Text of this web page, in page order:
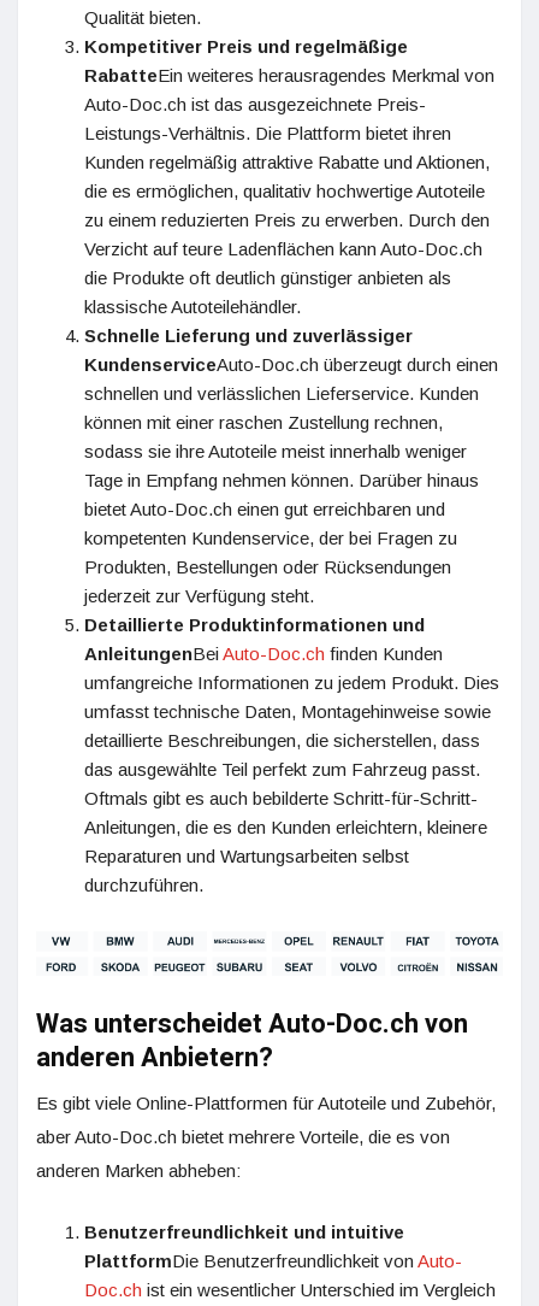
Qualität bieten.
Kompetitiver Preis und regelmäßige
RabatteEin weiteres herausragendes Merkmal von
Auto-Doc.ch ist das ausgezeichnete Preis-
Leistungs-Verhältnis. Die Plattform bietet ihren
Kunden regelmäßig attraktive Rabatte und Aktionen,
die es ermöglichen, qualitativ hochwertige Autoteile
zu einem reduzierten Preis zu erwerben. Durch den
Verzicht auf teure Ladenflächen kann Auto-Doc.ch
die Produkte oft deutlich günstiger anbieten als
klassische Autoteilehändler.
Schnelle Lieferung und zuverlässiger
KundenserviceAuto-Doc.ch überzeugt durch einen
schnellen und verlässlichen Lieferservice. Kunden
können mit einer raschen Zustellung rechnen,
sodass sie ihre Autoteile meist innerhalb weniger
Tage in Empfang nehmen können. Darüber hinaus
bietet Auto-Doc.ch einen gut erreichbaren und
kompetenten Kundenservice, der bei Fragen zu
Produkten, Bestellungen oder Rücksendungen
jederzeit zur Verfügung steht.
Detaillierte Produktinformationen und
AnleitungenBeiAuto-Doc.ch finden Kunden
umfangreiche Informationen zu jedem Produkt. Dies
umfasst technische Daten, Montagehinweise sowie
detaillierte Beschreibungen, die sicherstellen, dass
das ausgewählte Teil perfekt zum Fahrzeug passt.
Oftmals gibt es auch bebilderte Schritt-für-Schritt-
Anleitungen, die es den Kunden erleichtern, kleinere
Reparaturen und Wartungsarbeiten selbst
durchzuführen.
Was unterscheidet Auto-Doc.ch von
anderen Anbietern?
Es gibt viele Online-Plattformen für Autoteile und Zubehör,
aber Auto-Doc.ch bietet mehrere Vorteile, die es von
anderen Marken abheben:
Benutzerfreundlichkeit und intuitive
PlattformDie Benutzerfreundlichkeit von Auto-
Doc.ch ist ein wesentlicher Unterschied im Vergleich